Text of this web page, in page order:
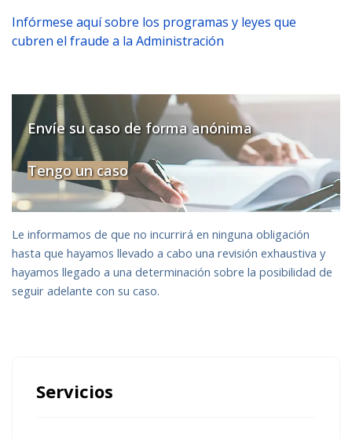
Servicios
Infórmese aquí sobre los programas y leyes que
cubren el fraude a la Administración
Le informamos de que no incurrirá en ninguna obligación
hasta que hayamos llevado a cabo una revisión exhaustiva y
hayamos llegado a una determinación sobre la posibilidad de
seguir adelante con su caso.
Envíe su caso de forma anónima
Tengo un caso